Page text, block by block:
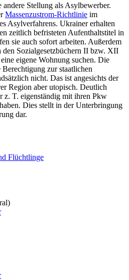
Stellung als Asylbewerber.
Massenzustrom-Richtlinie im
Asylverfahrens. Ukrainer erhalten
zeitlich befristeten Aufenthaltstitel in
sie auch sofort arbeiten. Außerdem
den Sozialgesetzbüchern II bzw. XII
eigene Wohnung suchen. Die
zur staatlichen
nicht. Das ist angesichts der
Region aber utopisch. Deutlich
z. T. eigenständig mit ihren Pkw
Dies stellt in der Unterbringung
dar.
Flüchtlinge